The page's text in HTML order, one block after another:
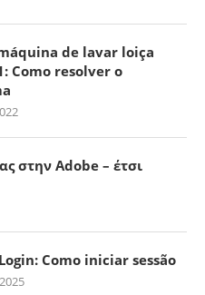
de lavar loiça
Como resolver o
στην Adobe – έτσι
Como iniciar sessão